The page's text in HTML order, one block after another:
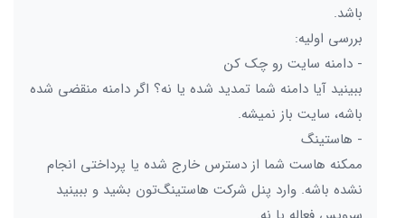
باشد.
بررسی اولیه:
- دامنه سایت رو چک کن
ببینید آیا دامنه شما تمدید شده یا نه؟ اگر دامنه منقضی شده
باشه، سایت باز نمیشه.
- هاستینگ
ممکنه هاست شما از دسترس خارج شده یا پرداختی انجام
نشده باشه. وارد پنل شرکت هاستینگ‌تون بشید و ببینید